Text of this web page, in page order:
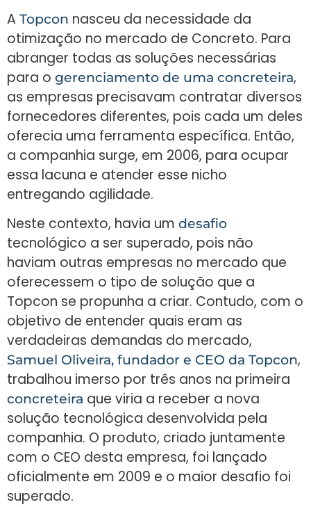
A Topcon nasceu da necessidade da
otimização no mercado de Concreto. Para
abranger todas as soluções necessárias
para o gerenciamento de uma concreteira,
as empresas precisavam contratar diversos
fornecedores diferentes, pois cada um deles
oferecia uma ferramenta específica. Então,
a companhia surge, em 2006, para ocupar
essa lacuna e atender esse nicho
entregando agilidade.
Neste contexto, havia um desafio
tecnológico a ser superado, pois não
haviam outras empresas no mercado que
oferecessem o tipo de solução que a
Topcon se propunha a criar. Contudo, com o
objetivo de entender quais eram as
verdadeiras demandas do mercado,
Samuel Oliveira, fundador e CEO da Topcon,
trabalhou imerso por três anos na primeira
concreteira que viria a receber a nova
solução tecnológica desenvolvida pela
companhia. O produto, criado juntamente
com o CEO desta empresa, foi lançado
oficialmente em 2009 e o maior desafio foi
superado.